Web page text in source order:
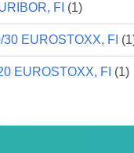
FI (1)
EUROSTOXX, FI
EUROSTOXX, FI (1)